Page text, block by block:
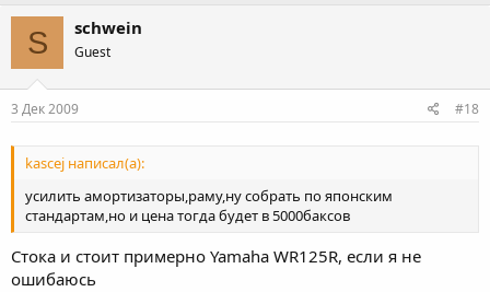
S schwein
Guest
3 Дек 2009 #18
kascej написал(а):
усилить амортизаторы,раму,ну собрать по японским
стандартам,но и цена тогда будет в 5000баксов
Стока и стоит примерно Yamaha WR125R, если я не
ошибаюсь